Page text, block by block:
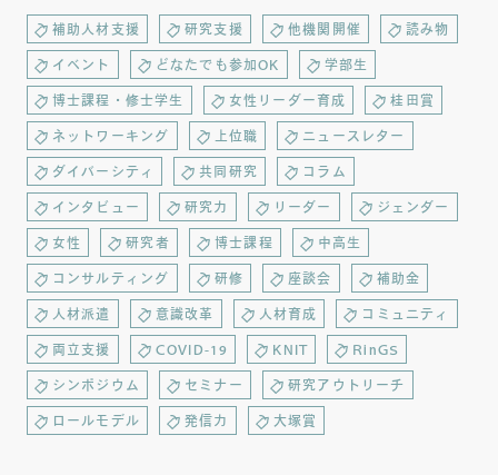
補助人材支援 研究支援 他機関開催 読み物
イベント どなたでも参加OK 学部生
博士課程・修士学生 女性リーダー育成 桂田賞
ネットワーキング 上位職 ニュースレター
ダイバーシティ 共同研究 コラム
インタビュー 研究力 リーダー ジェンダー
女性 研究者 博士課程 中高生
コンサルティング 研修 座談会 補助金
人材派遣 意識改革 人材育成 コミュニティ
両立支援 COVID-19 KNIT RinGS
シンポジウム セミナー 研究アウトリーチ
ロールモデル 発信力 大塚賞